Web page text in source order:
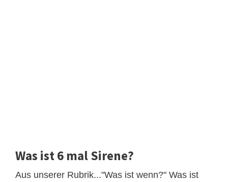
Was ist 6 mal Sirene?
Aus unserer Rubrik..."Was ist wenn?" Was ist